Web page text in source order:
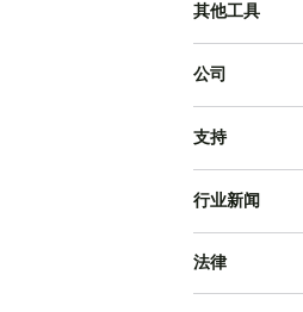
其他工具
公司
支持
行业新闻
法律